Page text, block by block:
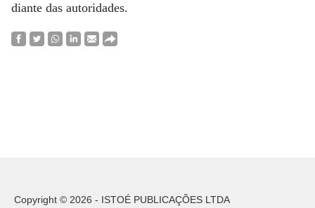
diante das autoridades.
Copyright © 2026 - ISTOÉ PUBLICAÇÕES LTDA